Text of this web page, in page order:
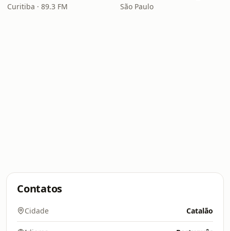
Curitiba · 89.3 FM São Paulo
Contatos
Cidade Catalão